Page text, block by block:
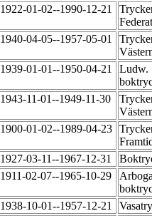
1922-01-02--1990-12-21
1940-04-05--1957-05-01
1939-01-01--1950-04-21
Ludw.
1943-11-01--1949-11-30
1900-01-02--1989-04-23
1927-03-11--1967-12-31
1911-02-07--1965-10-29
1938-10-01--1957-12-21